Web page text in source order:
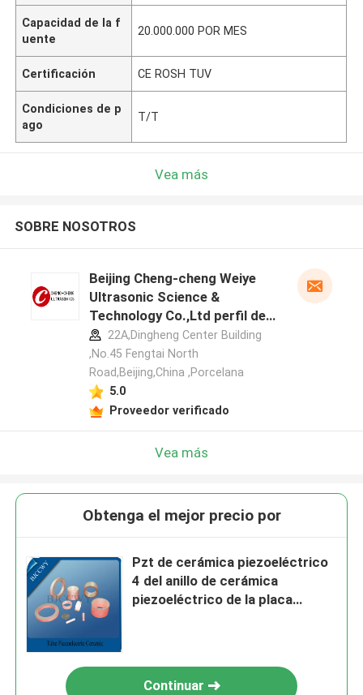
Capacidad de la f
uente
20.000.000 POR MES
Certificación CE ROSH TUV
Condiciones de p
ago
T/T
Vea más
SOBRE NOSOTROS
Beijing Cheng-cheng Weiye
Ultrasonic Science &
Technology Co.,Ltd perfil del
fabricante
22A,Dingheng Center Building
,No.45 Fengtai North
Road,Beijing,China ,Porcelana
5.0
Proveedor verificado
Vea más
Obtenga el mejor precio por
Pzt de cerámica piezoeléctrico
4 del anillo de cerámica
piezoeléctrico de la placa
Continuar